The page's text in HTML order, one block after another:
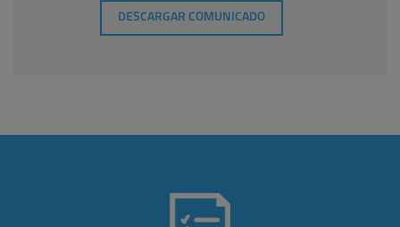
DESCARGAR COMUNICADO